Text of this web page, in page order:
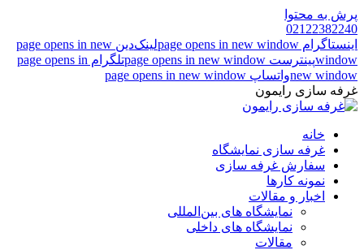
پرش به محتوا
02122382240
اینستاگرام page opens in new window
لینک‌دین page opens in new
windowپینترست page opens in new window
تلگرام page opens in
new windowواتساپ page opens in new window
غرفه سازی رایمون
خانه
غرفه سازی نمایشگاه
سفارش غرفه سازی
نمونه کارها
اخبار و مقالات
نمایشگاه های بین‌المللی
نمایشگاه های داخلی
مقالات